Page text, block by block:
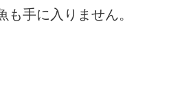
手に入りません。